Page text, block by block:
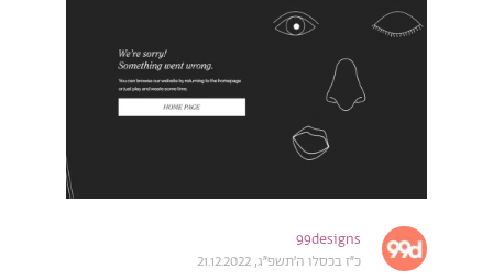
99designs
כ״ז בכסלו ה׳תשפ״ג, 21.12.2022